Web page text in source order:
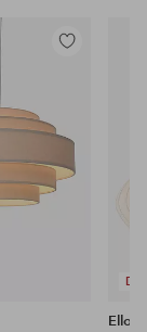
Tilføj
Ellos